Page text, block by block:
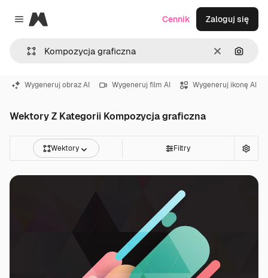
Close menu
Magnific
WyczyśćSzukaj
Cennik Zaloguj się
Wygeneruj obraz AI Wygeneruj film AI Wygeneruj ikonę AI
Wektory Z Kategorii Kompozycja graficzna
Wektory Filtry